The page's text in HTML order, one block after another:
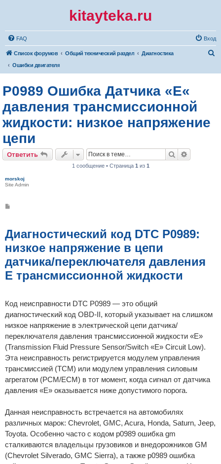
kitayteka.ru
FAQ Вход
Список форумов Общий технический раздел
Диагностика
Ошибки двигателя
P0989 Ошибка Датчика «E«
давления трансмиссионной
жидкости: низкое напряжение
цепи
Ответить Поиск
1 сообщение • Страница 1 из 1
morskoj
Site Admin
щ
н
и
е
Диагностический код DTC P0989:
низкое напряжение в цепи
датчика/переключателя давления
E трансмиссионной жидкости
Код неисправности DTC P0989 — это общий
диагностический код OBD-II, который указывает на слишком
низкое напряжение в электрической цепи датчика/
переключателя давления трансмиссионной жидкости «E»
(Transmission Fluid Pressure Sensor/Switch «E» Circuit Low).
Эта неисправность регистрируется модулем управления
трансмиссией (TCM) или модулем управления силовым
агрегатом (PCM/ECM) в тот момент, когда сигнал от датчика
давления «E» оказывается ниже допустимого порога.
Данная неисправность встречается на автомобилях
различных марок: Chevrolet, GMC, Acura, Honda, Saturn, Jeep,
Toyota. Особенно часто с кодом p0989 ошибка gm
сталкиваются владельцы грузовиков и внедорожников GM
(Chevrolet Silverado, GMC Sierra), а также p0989 ошибка